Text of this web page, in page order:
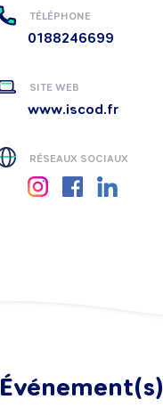
TÉLÉPHONE
0188246699
SITE WEB
www.iscod.fr
RÉSEAUX SOCIAUX
Événement(s)